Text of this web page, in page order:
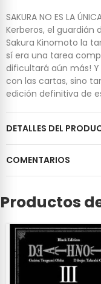
SAKURA NO ES LA
Kerberos, el guardián
Sakura Kinomoto la
sí era una tarea
dificultará aún más!
con las cartas, sino
edición definitiva de
DETALLES DEL
COMENTARIOS
Productos